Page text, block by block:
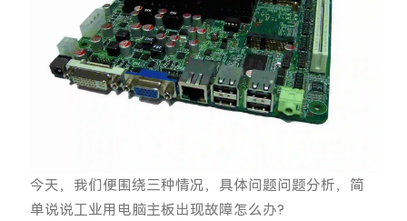
今天，我们便围绕三种情况，具体问题问题分析，简
单说说工业用电脑主板出现故障怎么办?